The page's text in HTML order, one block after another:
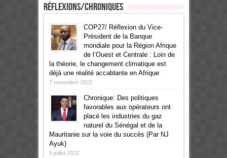
Réflexions/Chroniques
COP27/ Réflexion du Vice-
Président de la Banque
mondiale pour la Région Afrique
de l’Ouest et Centrale : Loin de
la théorie, le changement climatique est
déjà une réalité accablante en Afrique
7 novembre 2022
Chronique: Des politiques
favorables aux opérateurs ont
placé les industries du gaz
naturel du Sénégal et de la
Mauritanie sur la voie du succès (Par NJ
Ayuk)
5 juillet 2022